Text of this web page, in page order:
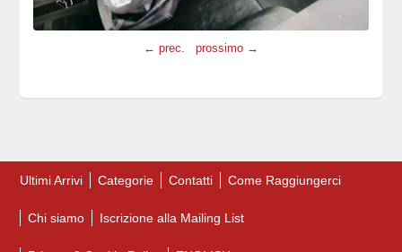
← prec. prossimo →
Ultimi Arrivi Categorie Contatti Come Raggiungerci
Chi siamo Iscrizione alla Mailing List